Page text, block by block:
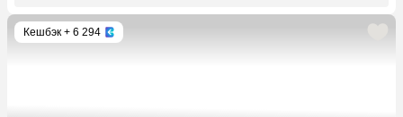
Кешбэк + 6 294